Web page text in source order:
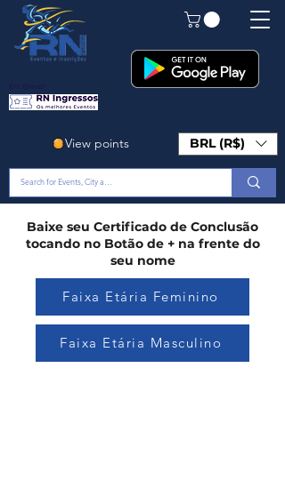
Em Breve!
View points BRL (R$)
Baixe seu Certificado de Conclusão
tocando no Botão de + na frente do
seu nome
Faixa Etária Feminino
Faixa Etária Masculino